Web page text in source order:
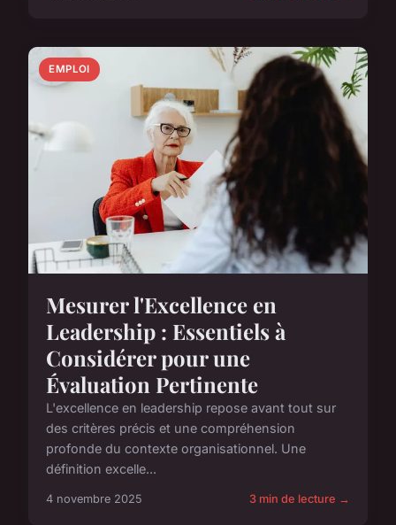
EMPLOI
Mesurer l'Excellence en
Leadership : Essentiels à
Considérer pour une
Évaluation Pertinente
L'excellence en leadership repose avant tout sur
des critères précis et une compréhension
profonde du contexte organisationnel. Une
définition excelle...
4 novembre 2025 3 min de lecture →